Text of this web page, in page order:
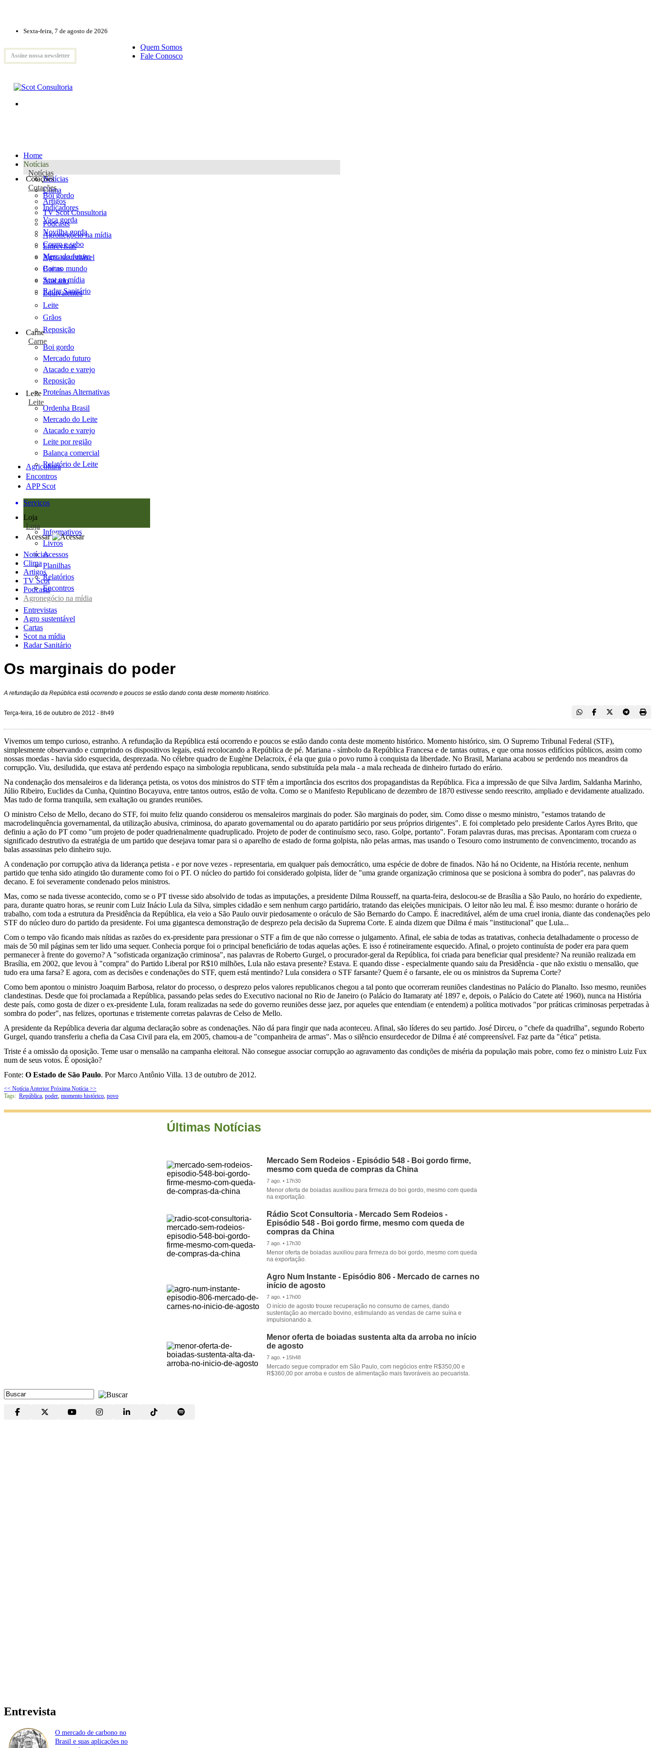
Sexta-feira, 7 de agosto de 2026
Assine nossa newsletter
Quem Somos
Fale Conosco
Home
Notícias
Notícias
Notícias
Clima
Artigos
TV Scot Consultoria
Podcasts
Agronegócio na mídia
Entrevistas
Agro sustentável
Cartas
Scot na mídia
Radar Sanitário
Cotações
Cotações
Boi gordo
Indicadores
Vaca gorda
Novilha gorda
Couro e sebo
Mercado futuro
Boi no mundo
Atacado
Equivalentes
Leite
Grãos
Reposição
Carne
Carne
Boi gordo
Mercado futuro
Atacado e varejo
Reposição
Proteínas Alternativas
Leite
Leite
Ordenha Brasil
Mercado do Leite
Atacado e varejo
Leite por região
Balança comercial
Relatório de Leite
Agricultura
Encontros
APP Scot
Serviços
Loja
Loja
Informativos
Livros
Acessos
Planilhas
Relatórios
Encontros
Acessar
Notícias
Clima
Artigos
TV Scot
Podcasts
Agronegócio na mídia
Entrevistas
Agro sustentável
Cartas
Scot na mídia
Radar Sanitário
Os marginais do poder
A refundação da República está ocorrendo e poucos se estão dando conta deste momento histórico.
Terça-feira, 16 de outubro de 2012 - 8h49
Vivemos um tempo curioso, estranho. A refundação da República está ocorrendo e poucos se estão dando conta deste momento histórico. Momento histórico, sim. O Supremo Tribunal Federal (STF),
simplesmente observando e cumprindo os dispositivos legais, está recolocando a República de pé. Mariana - símbolo da República Francesa e de tantas outras, e que orna nossos edifícios públicos, assim como
nossas moedas - havia sido esquecida, desprezada. No célebre quadro de Eugène Delacroix, é ela que guia o povo rumo à conquista da liberdade. No Brasil, Mariana acabou se perdendo nos meandros da
corrupção. Viu, desiludida, que estava até perdendo espaço na simbologia republicana, sendo substituída pela mala - a mala recheada de dinheiro furtado do erário.
Na condenação dos mensaleiros e da liderança petista, os votos dos ministros do STF têm a importância dos escritos dos propagandistas da República. Fica a impressão de que Silva Jardim, Saldanha Marinho,
Júlio Ribeiro, Euclides da Cunha, Quintino Bocayuva, entre tantos outros, estão de volta. Como se o Manifesto Republicano de dezembro de 1870 estivesse sendo reescrito, ampliado e devidamente atualizado.
Mas tudo de forma tranquila, sem exaltação ou grandes reuniões.
O ministro Celso de Mello, decano do STF, foi muito feliz quando considerou os mensaleiros marginais do poder. São marginais do poder, sim. Como disse o mesmo ministro, "estamos tratando de
macrodelinquência governamental, da utilização abusiva, criminosa, do aparato governamental ou do aparato partidário por seus próprios dirigentes". E foi completado pelo presidente Carlos Ayres Brito, que
definiu a ação do PT como "um projeto de poder quadrienalmente quadruplicado. Projeto de poder de continuísmo seco, raso. Golpe, portanto". Foram palavras duras, mas precisas. Apontaram com crueza o
significado destrutivo da estratégia de um partido que desejava tomar para si o aparelho de estado de forma golpista, não pelas armas, mas usando o Tesouro como instrumento de convencimento, trocando as
balas assassinas pelo dinheiro sujo.
A condenação por corrupção ativa da liderança petista - e por nove vezes - representaria, em qualquer país democrático, uma espécie de dobre de finados. Não há no Ocidente, na História recente, nenhum
partido que tenha sido atingido tão duramente como foi o PT. O núcleo do partido foi considerado golpista, líder de "uma grande organização criminosa que se posiciona à sombra do poder", nas palavras do
decano. E foi severamente condenado pelos ministros.
Mas, como se nada tivesse acontecido, como se o PT tivesse sido absolvido de todas as imputações, a presidente Dilma Rousseff, na quarta-feira, deslocou-se de Brasília a São Paulo, no horário do expediente,
para, durante quatro horas, se reunir com Luiz Inácio Lula da Silva, simples cidadão e sem nenhum cargo partidário, tratando das eleições municipais. O leitor não leu mal. É isso mesmo: durante o horário de
trabalho, com toda a estrutura da Presidência da República, ela veio a São Paulo ouvir piedosamente o oráculo de São Bernardo do Campo. É inacreditável, além de uma cruel ironia, diante das condenações pelo
STF do núcleo duro do partido da presidente. Foi uma gigantesca demonstração de desprezo pela decisão da Suprema Corte. E ainda dizem que Dilma é mais "institucional" que Lula...
Com o tempo vão ficando mais nítidas as razões do ex-presidente para pressionar o STF a fim de que não corresse o julgamento. Afinal, ele sabia de todas as tratativas, conhecia detalhadamente o processo de
mais de 50 mil páginas sem ter lido uma sequer. Conhecia porque foi o principal beneficiário de todas aquelas ações. E isso é rotineiramente esquecido. Afinal, o projeto continuísta de poder era para quem
permanecer à frente do governo? A "sofisticada organização criminosa", nas palavras de Roberto Gurgel, o procurador-geral da República, foi criada para beneficiar qual presidente? Na reunião realizada em
Brasília, em 2002, que levou à "compra" do Partido Liberal por R$10 milhões, Lula não estava presente? Estava. E quando disse - especialmente quando saiu da Presidência - que não existiu o mensalão, que
tudo era uma farsa? E agora, com as decisões e condenações do STF, quem está mentindo? Lula considera o STF farsante? Quem é o farsante, ele ou os ministros da Suprema Corte?
Como bem apontou o ministro Joaquim Barbosa, relator do processo, o desprezo pelos valores republicanos chegou a tal ponto que ocorreram reuniões clandestinas no Palácio do Planalto. Isso mesmo, reuniões
clandestinas. Desde que foi proclamada a República, passando pelas sedes do Executivo nacional no Rio de Janeiro (o Palácio do Itamaraty até 1897 e, depois, o Palácio do Catete até 1960), nunca na História
deste país, como gosta de dizer o ex-presidente Lula, foram realizadas na sede do governo reuniões desse jaez, por aqueles que entendiam (e entendem) a política motivados "por práticas criminosas perpetradas à
sombra do poder", nas felizes, oportunas e tristemente corretas palavras de Celso de Mello.
A presidente da República deveria dar alguma declaração sobre as condenações. Não dá para fingir que nada aconteceu. Afinal, são líderes do seu partido. José Dirceu, o "chefe da quadrilha", segundo Roberto
Gurgel, quando transferiu a chefia da Casa Civil para ela, em 2005, chamou-a de "companheira de armas". Mas o silêncio ensurdecedor de Dilma é até compreensível. Faz parte da "ética" petista.
Triste é a omissão da oposição. Teme usar o mensalão na campanha eleitoral. Não consegue associar corrupção ao agravamento das condições de miséria da população mais pobre, como fez o ministro Luiz Fux
num de seus votos. É oposição?
Fonte: O Estado de São Paulo. Por Marco Antônio Villa. 13 de outubro de 2012.
<< Notícia Anterior Próxima Notícia >>
Tags: República, poder, momento histórico, povo
Últimas Notícias
Mercado Sem Rodeios - Episódio 548 - Boi gordo firme,
mesmo com queda de compras da China
7 ago. • 17h30
Menor oferta de boiadas auxiliou para firmeza do boi gordo, mesmo com queda
na exportação.
Rádio Scot Consultoria - Mercado Sem Rodeios -
Episódio 548 - Boi gordo firme, mesmo com queda de
compras da China
7 ago. • 17h30
Menor oferta de boiadas auxiliou para firmeza do boi gordo, mesmo com queda
na exportação.
Agro Num Instante - Episódio 806 - Mercado de carnes no
início de agosto
7 ago. • 17h00
O início de agosto trouxe recuperação no consumo de carnes, dando
sustentação ao mercado bovino, estimulando as vendas de carne suína e
impulsionando a.
Menor oferta de boiadas sustenta alta da arroba no início
de agosto
7 ago. • 15h48
Mercado segue comprador em São Paulo, com negócios entre R$350,00 e
R$360,00 por arroba e custos de alimentação mais favoráveis ao pecuarista.
Entrevista
O mercado de carbono no
Brasil e suas aplicações no